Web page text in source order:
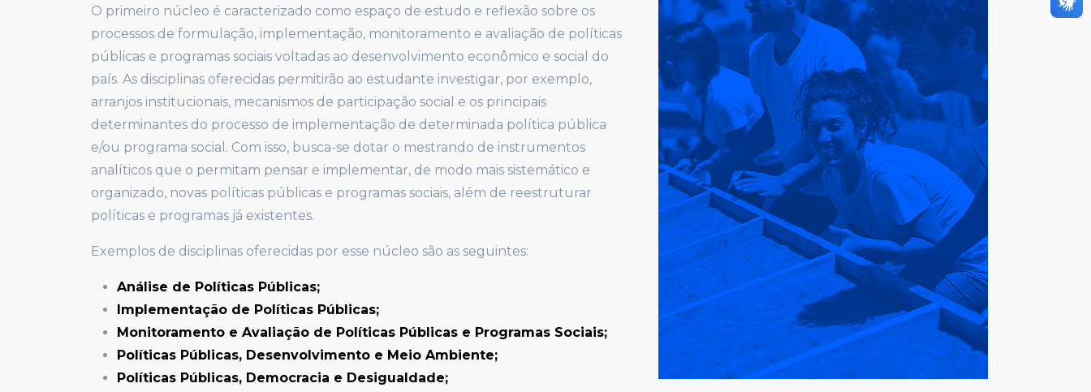
O primeiro núcleo é caracterizado como espaço de estudo e reflexão sobre os
processos de formulação, implementação, monitoramento e avaliação de políticas
públicas e programas sociais voltadas ao desenvolvimento econômico e social do
país. As disciplinas oferecidas permitirão ao estudante investigar, por exemplo,
arranjos institucionais, mecanismos de participação social e os principais
determinantes do processo de implementação de determinada política pública
e/ou programa social. Com isso, busca-se dotar o mestrando de instrumentos
analíticos que o permitam pensar e implementar, de modo mais sistemático e
organizado, novas políticas públicas e programas sociais, além de reestruturar
políticas e programas já existentes.
Exemplos de disciplinas oferecidas por esse núcleo são as seguintes:
Análise de Políticas Públicas;
Implementação de Políticas Públicas;
Monitoramento e Avaliação de Políticas Públicas e Programas Sociais;
Políticas Públicas, Desenvolvimento e Meio Ambiente;
Políticas Públicas, Democracia e Desigualdade;